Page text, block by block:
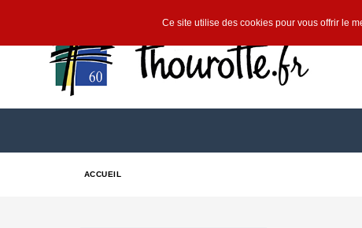
ACCUEIL
Ce site utilise des cookies pour vous offrir le